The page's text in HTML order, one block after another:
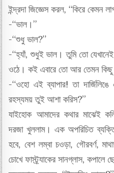
ইন্দ্রদা জিজ্ঞেস করল, “কিরে কেমন
-“ভাল।”
-“শুধু ভাল?”
-“হ্যাঁ, শুধুই ভাল। তুমি তো
ওঠে। কই এবারে তো আর তেমন কিছু
-“ওহো এই ব্যাপার! তা
রহস্যময় তুই আশা করিস?”
যাইহোক আমাদের কথার মাঝেই
দরজা খুললাম। এক অপরিচিত
হবে, বেশ লম্বা চওড়া, গৌরবর্ণ,
চোখে ফাস্ট্র্যাকের সানগ্লাস, কপালে